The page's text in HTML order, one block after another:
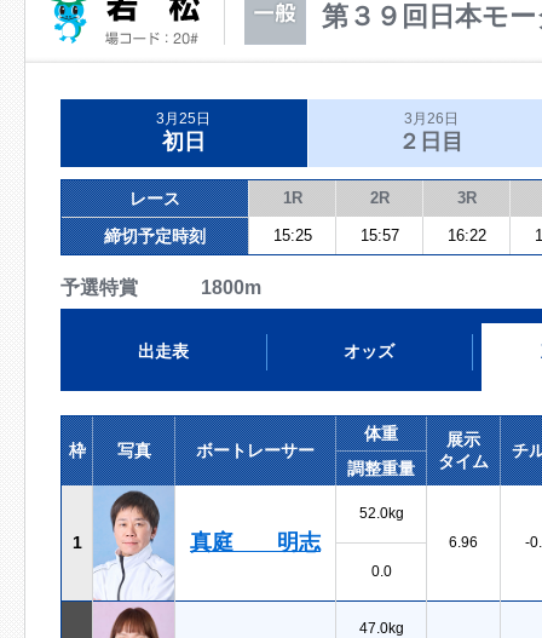
第３９回日本モ
3月25日
初日
3月26日
２日目
レース 1R 2R 3R
締切予定時刻 15:25 15:57 16:22
予選特賞 1800m
出走表 オッズ
枠 写真 ボートレーサー
体重
展示
タイム
チ
調整重量
1 真庭 明志
52.0kg
6.96
-
0.0
47.0kg